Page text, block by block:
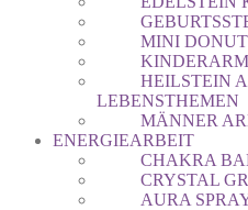
MINI
HEILSTEIN
LEBENSTHEMEN
MÄNNER
ENERGIEARBEIT
CHAKRA
CRYSTAL
AURA